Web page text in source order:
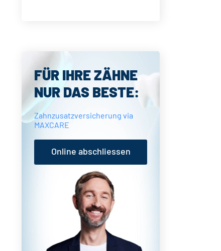
Seitenspalte
FÜR IHRE ZÄHNE
NUR DAS BESTE:
Zahnzusatzversicherung via
MAXCARE
Online abschliessen